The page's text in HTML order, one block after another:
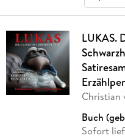
LUKAS.
Christian
Buch
Sofort